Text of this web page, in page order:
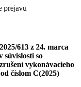
prejavu
613 z 24. marca
súvislosti so
vykonávacieho
číslom C(2025)